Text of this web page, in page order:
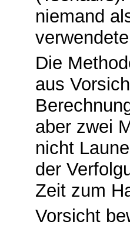
niemand
Die
aus
aber zwei
nicht
der
Zeit zum
Vorsicht